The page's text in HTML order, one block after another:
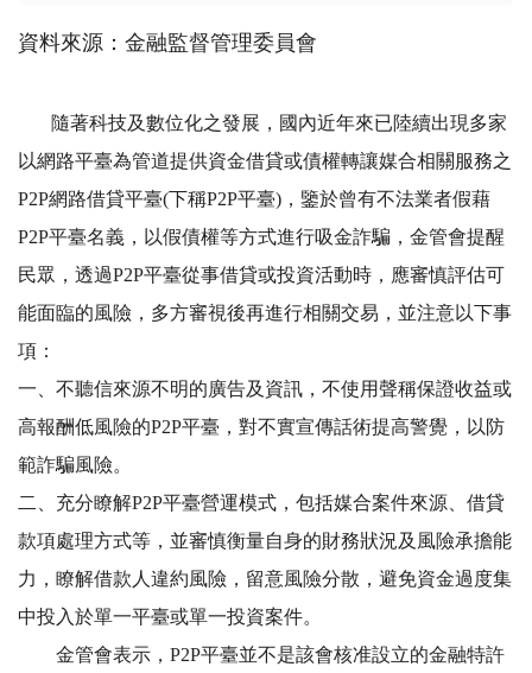
資料來源：金融監督管理委員會
隨著科技及數位化之發展，國內近年來已陸續出現多家
以網路平臺為管道提供資金借貸或債權轉讓媒合相關服務之
P2P網路借貸平臺(下稱P2P平臺)，鑒於曾有不法業者假藉
P2P平臺名義，以假債權等方式進行吸金詐騙，金管會提醒
民眾，透過P2P平臺從事借貸或投資活動時，應審慎評估可
能面臨的風險，多方審視後再進行相關交易，並注意以下事
項：
一、不聽信來源不明的廣告及資訊，不使用聲稱保證收益或
高報酬低風險的P2P平臺，對不實宣傳話術提高警覺，以防
範詐騙風險。
二、充分瞭解P2P平臺營運模式，包括媒合案件來源、借貸
款項處理方式等，並審慎衡量自身的財務狀況及風險承擔能
力，瞭解借款人違約風險，留意風險分散，避免資金過度集
中投入於單一平臺或單一投資案件。
金管會表示，P2P平臺並不是該會核准設立的金融特許